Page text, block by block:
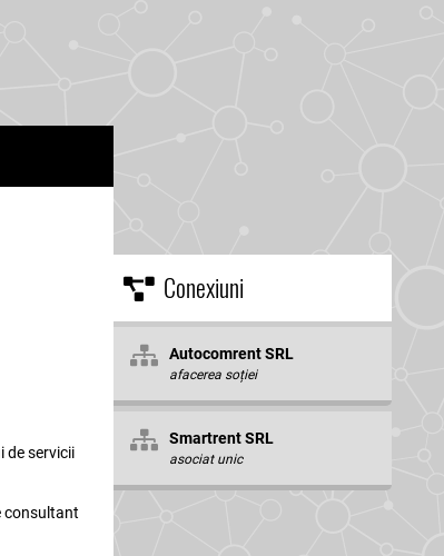
de servicii
consultant
Conexiuni
Autocomrent SRL
afacerea soției
Smartrent SRL
asociat unic